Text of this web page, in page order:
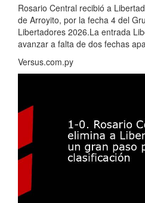
Rosario Central recibió a
de Arroyito, por la fecha 4 del
Libertadores 2026.La entrada
avanzar a falta de dos fechas
Versus.com.py